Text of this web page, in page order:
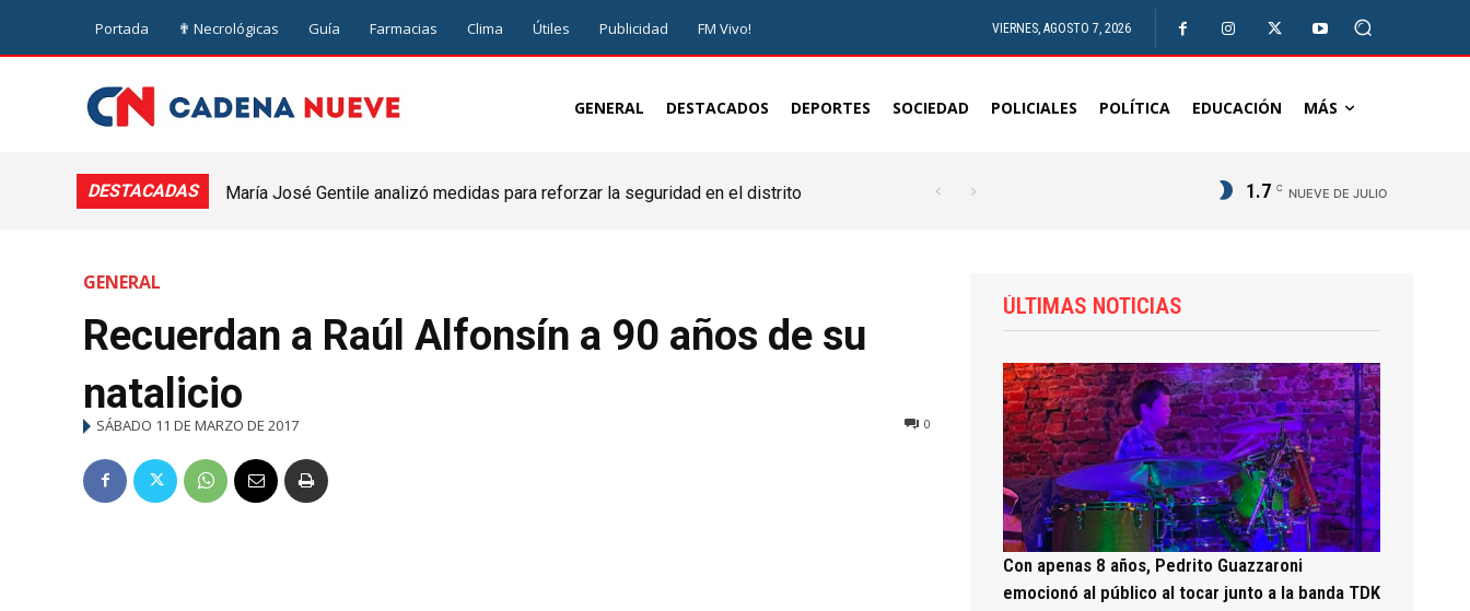
Portada ✟ Necrológicas Guía Farmacias Clima Útiles Publicidad FM Vivo! VIERNES, AGOSTO 7, 2026
GENERAL DESTACADOS DEPORTES SOCIEDAD POLICIALES POLÍTICA EDUCACIÓN MÁS
DESTACADAS
María José Gentile analizó medidas para reforzar la seguridad en el distrito
1.7 C NUEVE DE JULIO
GENERAL
Recuerdan a Raúl Alfonsín a 90 años de su
natalicio
SÁBADO 11 DE MARZO DE 2017 0
ÚLTIMAS NOTICIAS
Con apenas 8 años, Pedrito Guazzaroni
emocionó al público al tocar junto a la banda TDK